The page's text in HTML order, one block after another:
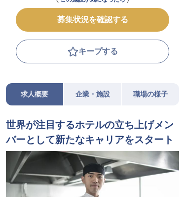
募集状況を確認する
キープする
求人概要 企業・施設 職場の様子
世界が注目するホテルの立ち上げメン
バーとして新たなキャリアをスタート